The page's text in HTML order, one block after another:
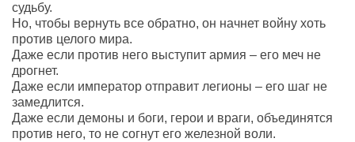
судьбу.
Но, чтобы вернуть все обратно, он начнет войну хоть
против целого мира.
Даже если против него выступит армия – его меч не
дрогнет.
Даже если император отправит легионы – его шаг не
замедлится.
Даже если демоны и боги, герои и враги, объединятся
против него, то не согнут его железной воли.